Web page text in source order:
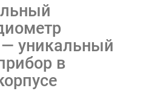
уникальный
в